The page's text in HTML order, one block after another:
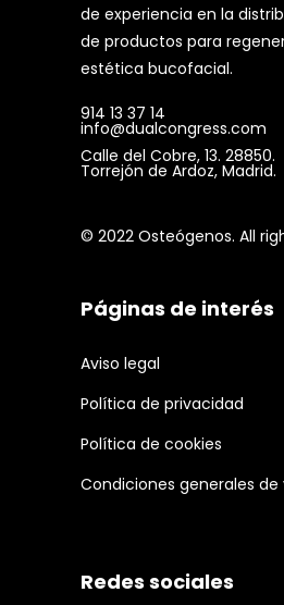
de experiencia en la
de productos para
estética bucofacial.
914 13 37 14
info@dualcongress.com
Calle del Cobre, 13. 28850.
Torrejón de Ardoz, Madrid.
© 2022 Osteógenos. All
Páginas de interés
Aviso legal
Política de privacidad
Política de cookies
Condiciones generales de
Redes sociales